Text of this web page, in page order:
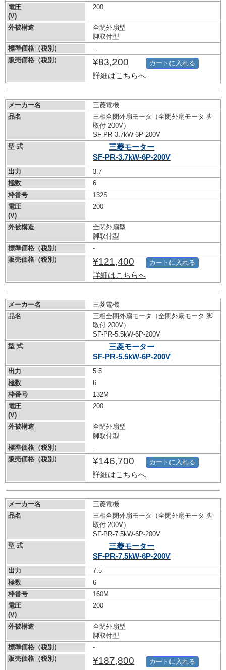
電圧
(V)
200
外被構造
全閉外扇型
脚取付型
標準価格（税別）
-
販売価格（税別）
¥83,200
詳細はこちらへ
カートに入れる
メーカー名
三菱電機
品名
三相全閉外扇モータ（全閉外扇モータ 脚
取付 200V）
SF-PR-3.7kW-6P-200V
型 式
三菱モーター
SF-PR-3.7kW-6P-200V
出力
3.7
極数
6
枠番号
132S
電圧
(V)
200
外被構造
全閉外扇型
脚取付型
標準価格（税別）
-
販売価格（税別）
¥121,400
詳細はこちらへ
カートに入れる
メーカー名
三菱電機
品名
三相全閉外扇モータ（全閉外扇モータ 脚
取付 200V）
SF-PR-5.5kW-6P-200V
型 式
三菱モーター
SF-PR-5.5kW-6P-200V
出力
5.5
極数
6
枠番号
132M
電圧
(V)
200
外被構造
全閉外扇型
脚取付型
標準価格（税別）
-
販売価格（税別）
¥146,700
詳細はこちらへ
カートに入れる
メーカー名
三菱電機
品名
三相全閉外扇モータ（全閉外扇モータ 脚
取付 200V）
SF-PR-7.5kW-6P-200V
型 式
三菱モーター
SF-PR-7.5kW-6P-200V
出力
7.5
極数
6
枠番号
160M
電圧
(V)
200
外被構造
全閉外扇型
脚取付型
標準価格（税別）
-
販売価格（税別）
¥187,800 カートに入れる